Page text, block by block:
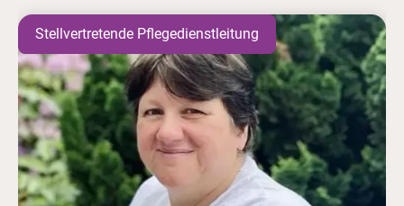
Stellvertretende Pflegedienstleitung